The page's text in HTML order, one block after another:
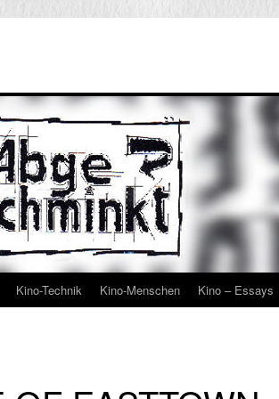
Kino-Technik Kino-Menschen Kino – Essays